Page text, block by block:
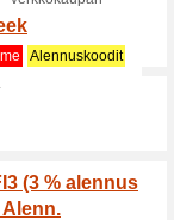
Saat